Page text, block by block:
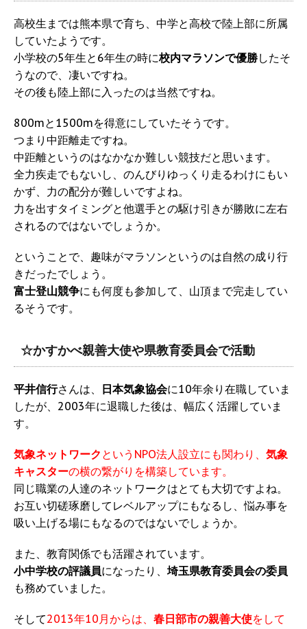
高校生までは熊本県で育ち、中学と高校で陸上部に所属
していたようです。
小学校の5年生と6年生の時に校内マラソンで優勝したそ
うなので、凄いですね。
その後も陸上部に入ったのは当然ですね。
800mと1500mを得意にしていたそうです。
つまり中距離走ですね。
中距離というのはなかなか難しい競技だと思います。
全力疾走でもないし、のんびりゆっくり走るわけにもい
かず、力の配分が難しいですよね。
力を出すタイミングと他選手との駆け引きが勝敗に左右
されるのではないでしょうか。
ということで、趣味がマラソンというのは自然の成り行
きだったでしょう。
富士登山競争にも何度も参加して、山頂まで完走してい
るそうです。
☆かすかべ親善大使や県教育委員会で活動
平井信行さんは、 日本気象協会に10年余り在職していま
したが、2003年に退職した後は、幅広く活躍していま
す。
気象ネットワーク というNPO法人設立にも関わり、 気象
キャスターの横の繋がりを構築しています。
同じ職業の人達のネットワークはとても大切ですよね。
お互い切磋琢磨してレベルアップにもなるし、悩み事を
吸い上げる場にもなるのではないでしょうか。
また、教育関係でも活躍されています。
小中学校の評議員になったり、 埼玉県教育委員会の委員
も務めていました。
そして2013年10月からは、 春日部市の親善大使をして